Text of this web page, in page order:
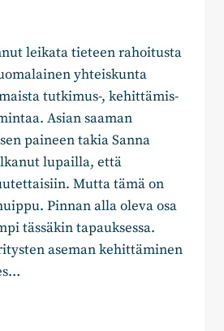
leikata tieteen rahoitusta
yhteiskunta
tutkimus-, kehittämis-
Asian saaman
paineen takia Sanna
lupailla, että
Mutta tämä on
Pinnan alla oleva osa
tässäkin tapauksessa.
aseman kehittäminen